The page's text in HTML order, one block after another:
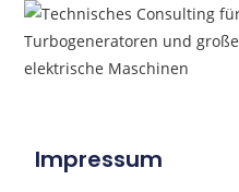
Impressum